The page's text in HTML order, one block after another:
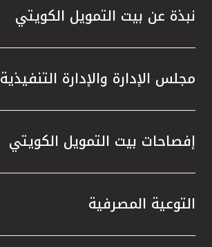
نبذة عن بيت التمويل الكويتي
مجلس الإدارة والإدارة التنفيذية
إفصاحات بيت التمويل الكويتي
التوعية المصرفية